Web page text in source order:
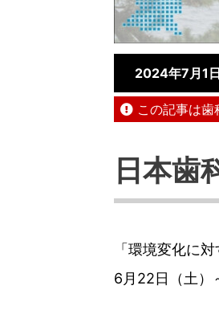
2024年7月1日
この記事は歯
日本歯
「環境変化に
6月22日（土）